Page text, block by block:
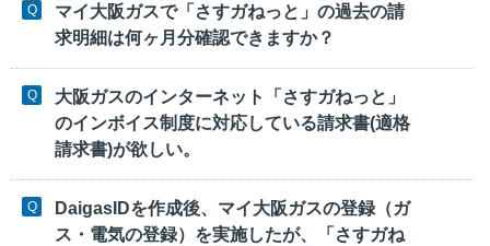
マイ大阪ガスで「さすガねっと」の過去の請
求明細は何ヶ月分確認できますか？
大阪ガスのインターネット「さすガねっと」
のインボイス制度に対応している請求書(適格
請求書)が欲しい。
DaigasIDを作成後、マイ大阪ガスの登録（ガ
ス・電気の登録）を実施したが、「さすガね